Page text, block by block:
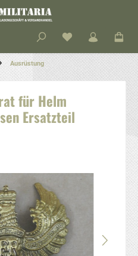
Ausrüstung
für Helm
Ersatzteil